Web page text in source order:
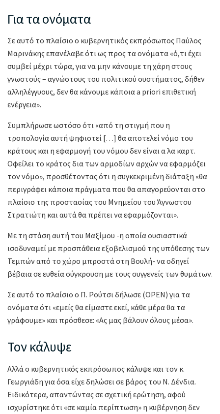
Για τα ονόματα
Σε αυτό το πλαίσιο ο κυβερνητικός εκπρόσωπος Παύλος
Μαρινάκης επανέλαβε ότι ως προς τα ονόματα «ό,τι έχει
συμβεί μέχρι τώρα, για να μην κάνουμε τη χάρη στους
γνωστούς – αγνώστους του πολιτικού συστήματος, δήθεν
αλληλέγγυους, δεν θα κάνουμε κάποια a priori επιθετική
ενέργεια».
Συμπλήρωσε ωστόσο ότι «από τη στιγμή που η
τροπολογία αυτή ψηφιστεί […] θα αποτελεί νόμο του
κράτους και η εφαρμογή του νόμου δεν είναι α λα καρτ.
Οφείλει το κράτος δια των αρμοδίων αρχών να εφαρμόζει
τον νόμο», προσθέτοντας ότι η συγκεκριμένη διάταξη «θα
περιγράφει κάποια πράγματα που θα απαγορεύονται στο
πλαίσιο της προστασίας του Μνημείου του Άγνωστου
Στρατιώτη και αυτά θα πρέπει να εφαρμόζονται».
Με τη στάση αυτή του Μαξίμου -η οποία ουσιαστικά
ισοδυναμεί με προσπάθεια εξοβελισμού της υπόθεσης των
Τεμπών από το χώρο μπροστά στη Βουλή- να οδηγεί
βέβαια σε ευθεία σύγκρουση με τους συγγενείς των θυμάτων.
Σε αυτό το πλαίσιο ο Π. Ρούτσι δήλωσε (OPEN) για τα
ονόματα ότι «εμείς θα είμαστε εκεί, κάθε μέρα θα τα
γράφουμε» και πρόσθεσε: «Ας μας βάλουν όλους μέσα».
Τον κάλυψε
Αλλά ο κυβερνητικός εκπρόσωπος κάλυψε και τον κ.
Γεωργιάδη για όσα είχε δηλώσει σε βάρος του Ν. Δένδια.
Ειδικότερα, απαντώντας σε σχετική ερώτηση, αφού
ισχυρίστηκε ότι «σε καμία περίπτωση» η κυβέρνηση δεν